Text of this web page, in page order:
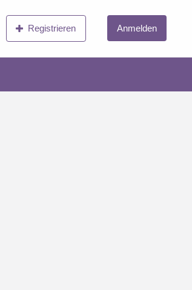
Registrieren Anmelden